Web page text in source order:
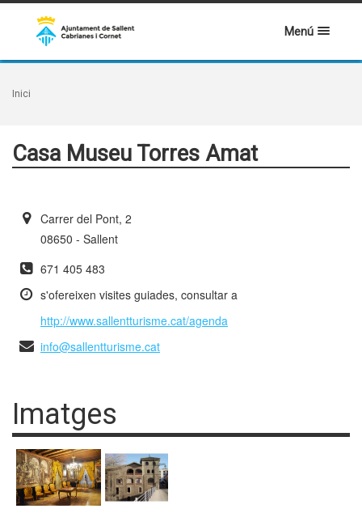
Menú
Inici
Casa Museu Torres Amat
Carrer del Pont, 2
08650 - Sallent
671 405 483
s'ofereixen visites guiades, consultar a
http://www.sallentturisme.cat/agenda
info@sallentturisme.cat
Imatges